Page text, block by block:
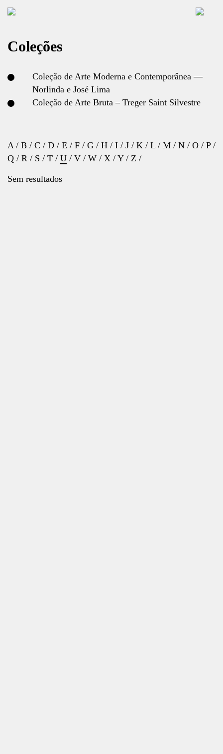
Coleções
Coleção de Arte Moderna e Contemporânea —
Norlinda e José Lima
Coleção de Arte Bruta – Treger Saint Silvestre
A/ B / C / D / E / F / G / H / I / J / K / L / M / N / O / P/
Q / R / S / T / U / V / W / X / Y/ Z /
Sem resultados